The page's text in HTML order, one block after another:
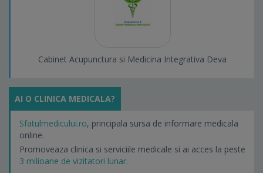
Cabinet Acupunctura si Medicina Integrativa Deva
AI O CLINICA MEDICALA?
Sfatulmedicului.ro, principala sursa de informare medicala
online.
Promoveaza clinica si serviciile medicale si ai acces la peste
3 milioane de vizitatori lunar.